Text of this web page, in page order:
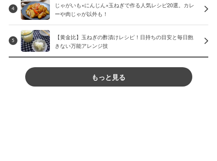
4
じゃがいも×にんじん×玉ねぎで作る人気レシピ20選。カレ
ーや肉じゃが以外も！
5
【黄金比】玉ねぎの酢漬けレシピ！日持ちの目安と毎日飽
きない万能アレンジ技
もっと見る